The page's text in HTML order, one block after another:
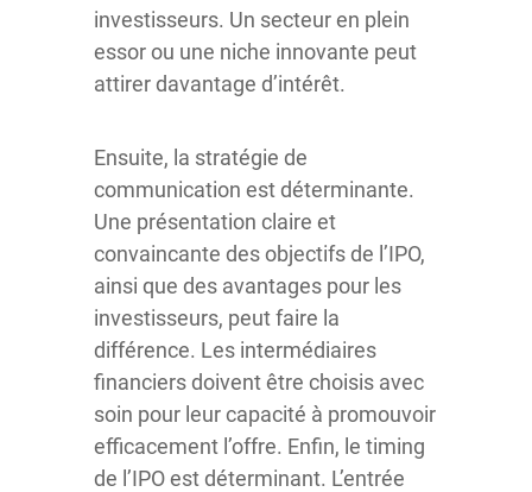
investisseurs. Un secteur en plein
essor ou une niche innovante peut
attirer davantage d’intérêt.
Ensuite, la stratégie de
communication est déterminante.
Une présentation claire et
convaincante des objectifs de l’IPO,
ainsi que des avantages pour les
investisseurs, peut faire la
différence. Les intermédiaires
financiers doivent être choisis avec
soin pour leur capacité à promouvoir
efficacement l’offre. Enfin, le timing
de l’IPO est déterminant. L’entrée